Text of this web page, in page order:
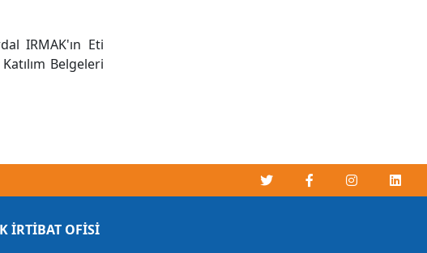
IRMAK'ın Eti
Belgeleri
İRTİBAT OFİSİ